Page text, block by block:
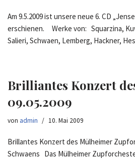
Am 9.5.2009 ist unsere neue 6. CD
erschienen. Werke von: Squarzina,
Salieri, Schwaen, Lemberg, Hackner,
Brilliantes Konzert
09.05.2009
von admin 10. Mai 2009
Brillantes Konzert des Mülheimer
Schwaens Das Mülheimer